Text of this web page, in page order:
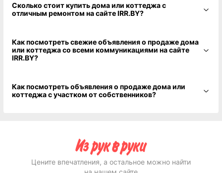
Сколько стоит купить дома или коттеджа с
отличным ремонтом на сайте IRR.BY?
Как посмотреть свежие объявления о продаже дома
или коттеджа со всеми коммуникациями на сайте
IRR.BY?
Как посмотреть объявления о продаже дома или
коттеджа с участком от собственников?
Цените впечатления, а остальное можно найти